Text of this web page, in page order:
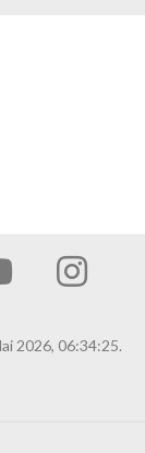
2026, 06:34:25.